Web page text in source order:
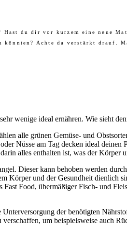
du dir vor kurzem eine neue
Achte da verstärkt drauf.
wenige ideal ernähren. Wie sieht
alle grünen Gemüse- und
Nüsse am Tag decken ideal
alles enthalten ist, was der Körper
Dieser kann behoben werden
Körper und der Gesundheit dienlich
Food, übermäßiger Fisch- und
der benötigten
um beispielsweise auch